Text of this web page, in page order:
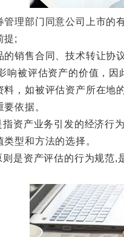
部门同意公司上市的
提;
售合同、技术转让协
响被评估资产的价值，
如被评估资产所在地
依据。
产业务引发的经济行
型和方法的选择。
资产评估的行为规范,